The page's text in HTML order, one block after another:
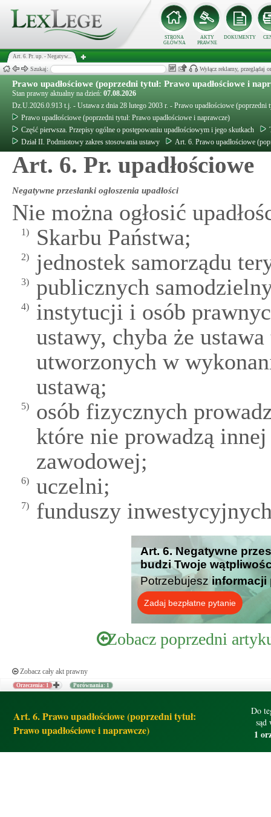
STRONA
GŁÓWNA
AKTY
PRAWNE
DOKUMENTY
Art. 6. Pr. up. - Negatyw...
Szukaj: Wyłącz reklamy, przeglądaj
Prawo upadłościowe (poprzedni tytuł: Prawo upadłościowe i
Stan prawny aktualny na dzień: 07.08.2026
Dz.U.2026.0.913 t.j. - Ustawa z dnia 28 lutego 2003 r. - Prawo upadłościowe (poprzedni
Prawo upadłościowe (poprzedni tytuł: Prawo upadłościowe i naprawcze)
Część pierwsza. Przepisy ogólne o postępowaniu upadłościowym i jego skutkach
Dział II. Podmiotowy zakres stosowania ustawy
Art. 6. Prawo upadłościowe
Art. 6. Pr. upadłościowe
Negatywne przesłanki ogłoszenia upadłości
Nie można ogłosić
1) Skarbu Państwa;
2) jednostek samorządu
3) publicznych
4)
instytucji i osób
ustawy, chyba że
utworzonych w
ustawą;
5)
osób fizycznych
które nie prowadzą
zawodowej;
6) uczelni;
7) funduszy
Art. 6. Negatywne
budzi Twoje
Potrzebujesz informacji
Zadaj bezpłatne pytanie
Zobacz poprzedni
Zobacz cały akt prawny
Orzeczenia: 1 Porównania: 1
Art. 6. Prawo upadłościowe (poprzedni tytuł:
Prawo upadłościowe i naprawcze)
Do
sąd
1